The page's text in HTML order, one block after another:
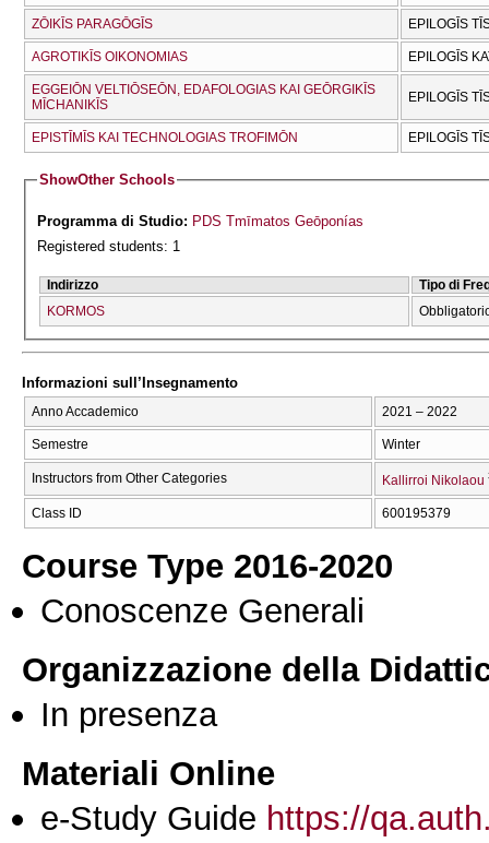
ZŌIKĪS PARAGŌGĪS EPILOGĪS
AGROTIKĪS OIKONOMIAS EPILOGĪS
EGGEIŌN VELTIŌSEŌN, EDAFOLOGIAS KAI GEŌRGIKĪS
MĪCΗANIKĪS
EPILOGĪS
EPISTĪMĪS KAI TECΗNOLOGIAS TROFIMŌN EPILOGĪS
ShowOther Schools
Programma di Studio: PDS Tmīmatos Geōponías
Registered students: 1
Indirizzo
Tipo di
KORMOS
Informazioni sull’Insegnamento
Anno Accademico 2021 – 2022
Semestre Winter
Instructors from Other Categories Kallirroi Nikolaou
Class ID 600195379
Course Type 2016-2020
Conoscenze Generali
Organizzazione della
In presenza
Materiali Online
e-Study Guide https://